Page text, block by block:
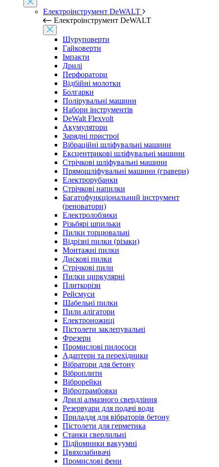
Електроінструмент DeWALT
Електроінструмент DeWALT
Шуруповерти
Гайковерти
Імпакти
Дрилі
Перфоратори
Відбійні молотки
Болгарки
Полірувальні машини
Набори інструментів
DeWalt Flexvolt
Акумулятори
Зарядні пристрої
Вібраційні шліфувальні машини
Ексцентрикові шліфувальні машини
Стрічкові шліфувальні машини
Прямошліфувальні машини (гравери)
Електрорубанки
Стрічкові напилки
Багатофункціональний інструмент
(реноватори)
Електролобзики
Різьбярі шпильки
Пилки торцювальні
Відрізні пилки (різаки)
Монтажні пилки
Дискові пилки
Стрічкові пили
Пилки циркулярні
Плиткорізи
Рейсмуси
Шабельні пилки
Пили алігатори
Електроножиці
Пістолети заклепувальні
Фрезери
Промислові пилососи
Адаптери та перехідники
Вібратори для бетону
Віброплити
Віброрейки
Вібротрамбовки
Дрилі алмазного свердління
Резервуари для подачі води
Приладдя для вібраторів бетону
Пістолети для герметика
Станки сверлильні
Підйомники вакуумні
Цвяхозабивачі
Промислові фени